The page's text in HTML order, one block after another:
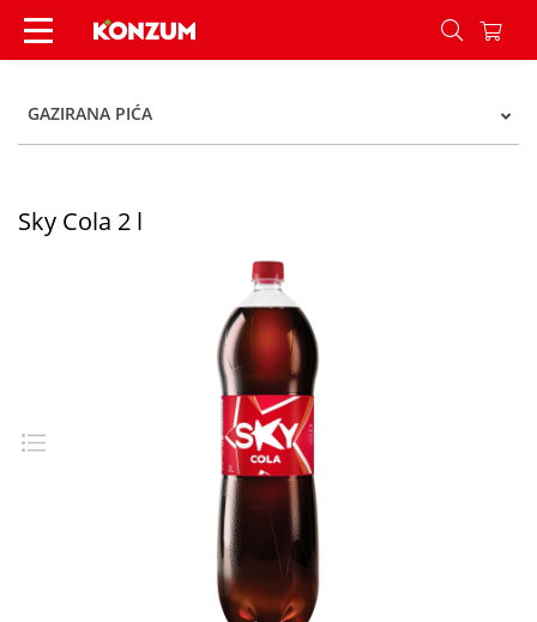
Sky Cola 2 l - Konzum
GAZIRANA PIĆA
Sky Cola 2 l